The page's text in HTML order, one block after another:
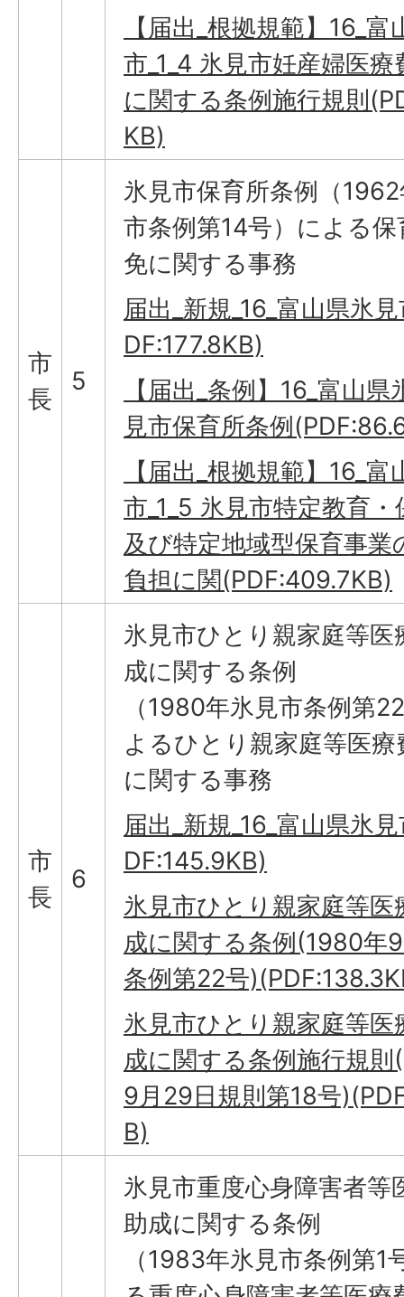
【届出_根拠規範】16_富
市_1_4 氷見市妊産婦医
に関する条例施行規則
KB)
市
長
5
氷見市保育所条例（
市条例第14号）による
免に関する事務
届出_新規_16_富山県氷見
DF:177.8KB)
【届出_条例】16_富山
見市保育所条例
【届出_根拠規範】16_富
市_1_5 氷見市特定教育
及び特定地域型保育事業
負担に関(PDF:409.7KB)
市
長
6
氷見市ひとり親家庭等医
成に関する条例
（1980年氷見市条例第
よるひとり親家庭等医療
に関する事務
届出_新規_16_富山県氷見
DF:145.9KB)
氷見市ひとり親家庭等医
成に関する条例(1980年
条例第22号
氷見市ひとり親家庭等医
成に関する条例施行規
9月29日規則第18号
B)
氷見市重度心身障害者等
助成に関する条例
（1983年氷見市条例第1